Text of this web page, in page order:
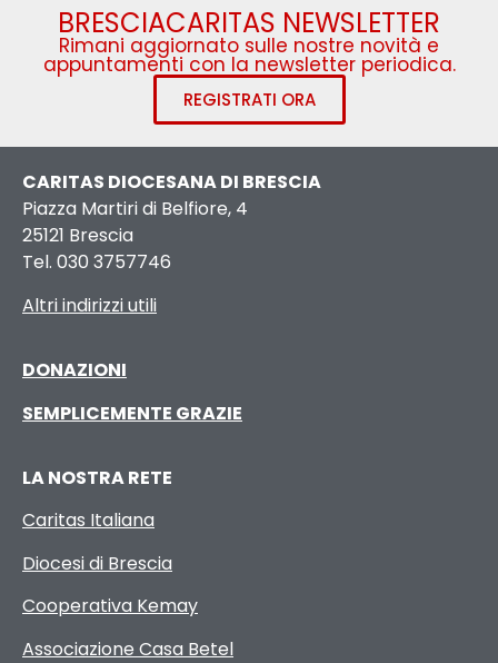
BRESCIACARITAS NEWSLETTER
Rimani aggiornato sulle nostre novità e
appuntamenti con la newsletter periodica.
REGISTRATI ORA
CARITAS DIOCESANA DI BRESCIA
Piazza Martiri di Belfiore, 4
25121 Brescia
Tel. 030 3757746
Altri indirizzi utili
DONAZIONI
SEMPLICEMENTE GRAZIE
LA NOSTRA RETE
Caritas Italiana
Diocesi di Brescia
Cooperativa Kemay
Associazione Casa Betel